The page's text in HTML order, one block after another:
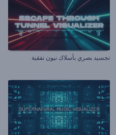
تجسيد بصري بأسلاك نيون نفقية